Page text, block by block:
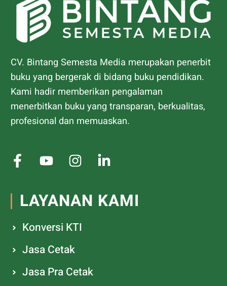
CV. Bintang Semesta Media merupakan penerbit
buku yang bergerak di bidang buku pendidikan.
Kami hadir memberikan pengalaman
menerbitkan buku yang transparan, berkualitas,
profesional dan memuaskan.
LAYANAN KAMI
Konversi KTI
Jasa Cetak
Jasa Pra Cetak